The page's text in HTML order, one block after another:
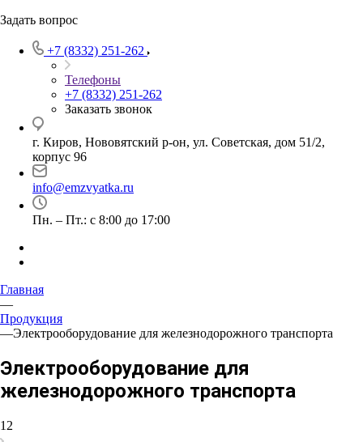
Задать вопрос
+7 (8332) 251-262
Телефоны
+7 (8332) 251-262
Заказать звонок
г. Киров, Нововятский р-он, ул. Советская, дом 51/2,
корпус 96
info@emzvyatka.ru
Пн. – Пт.: с 8:00 до 17:00
Главная
—
Продукция
—Электрооборудование для железнодорожного транспорта
Электрооборудование для
железнодорожного транспорта
12